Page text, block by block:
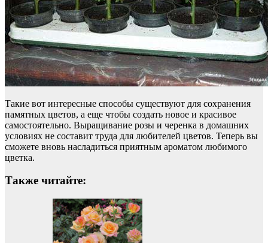
Такие вот интересные способы существуют для сохранения
памятных цветов, а еще чтобы создать новое и красивое
самостоятельно. Выращивание розы и черенка в домашних
условиях не составит труда для любителей цветов. Теперь вы
сможете вновь насладиться приятным ароматом любимого
цветка.
Также читайте: